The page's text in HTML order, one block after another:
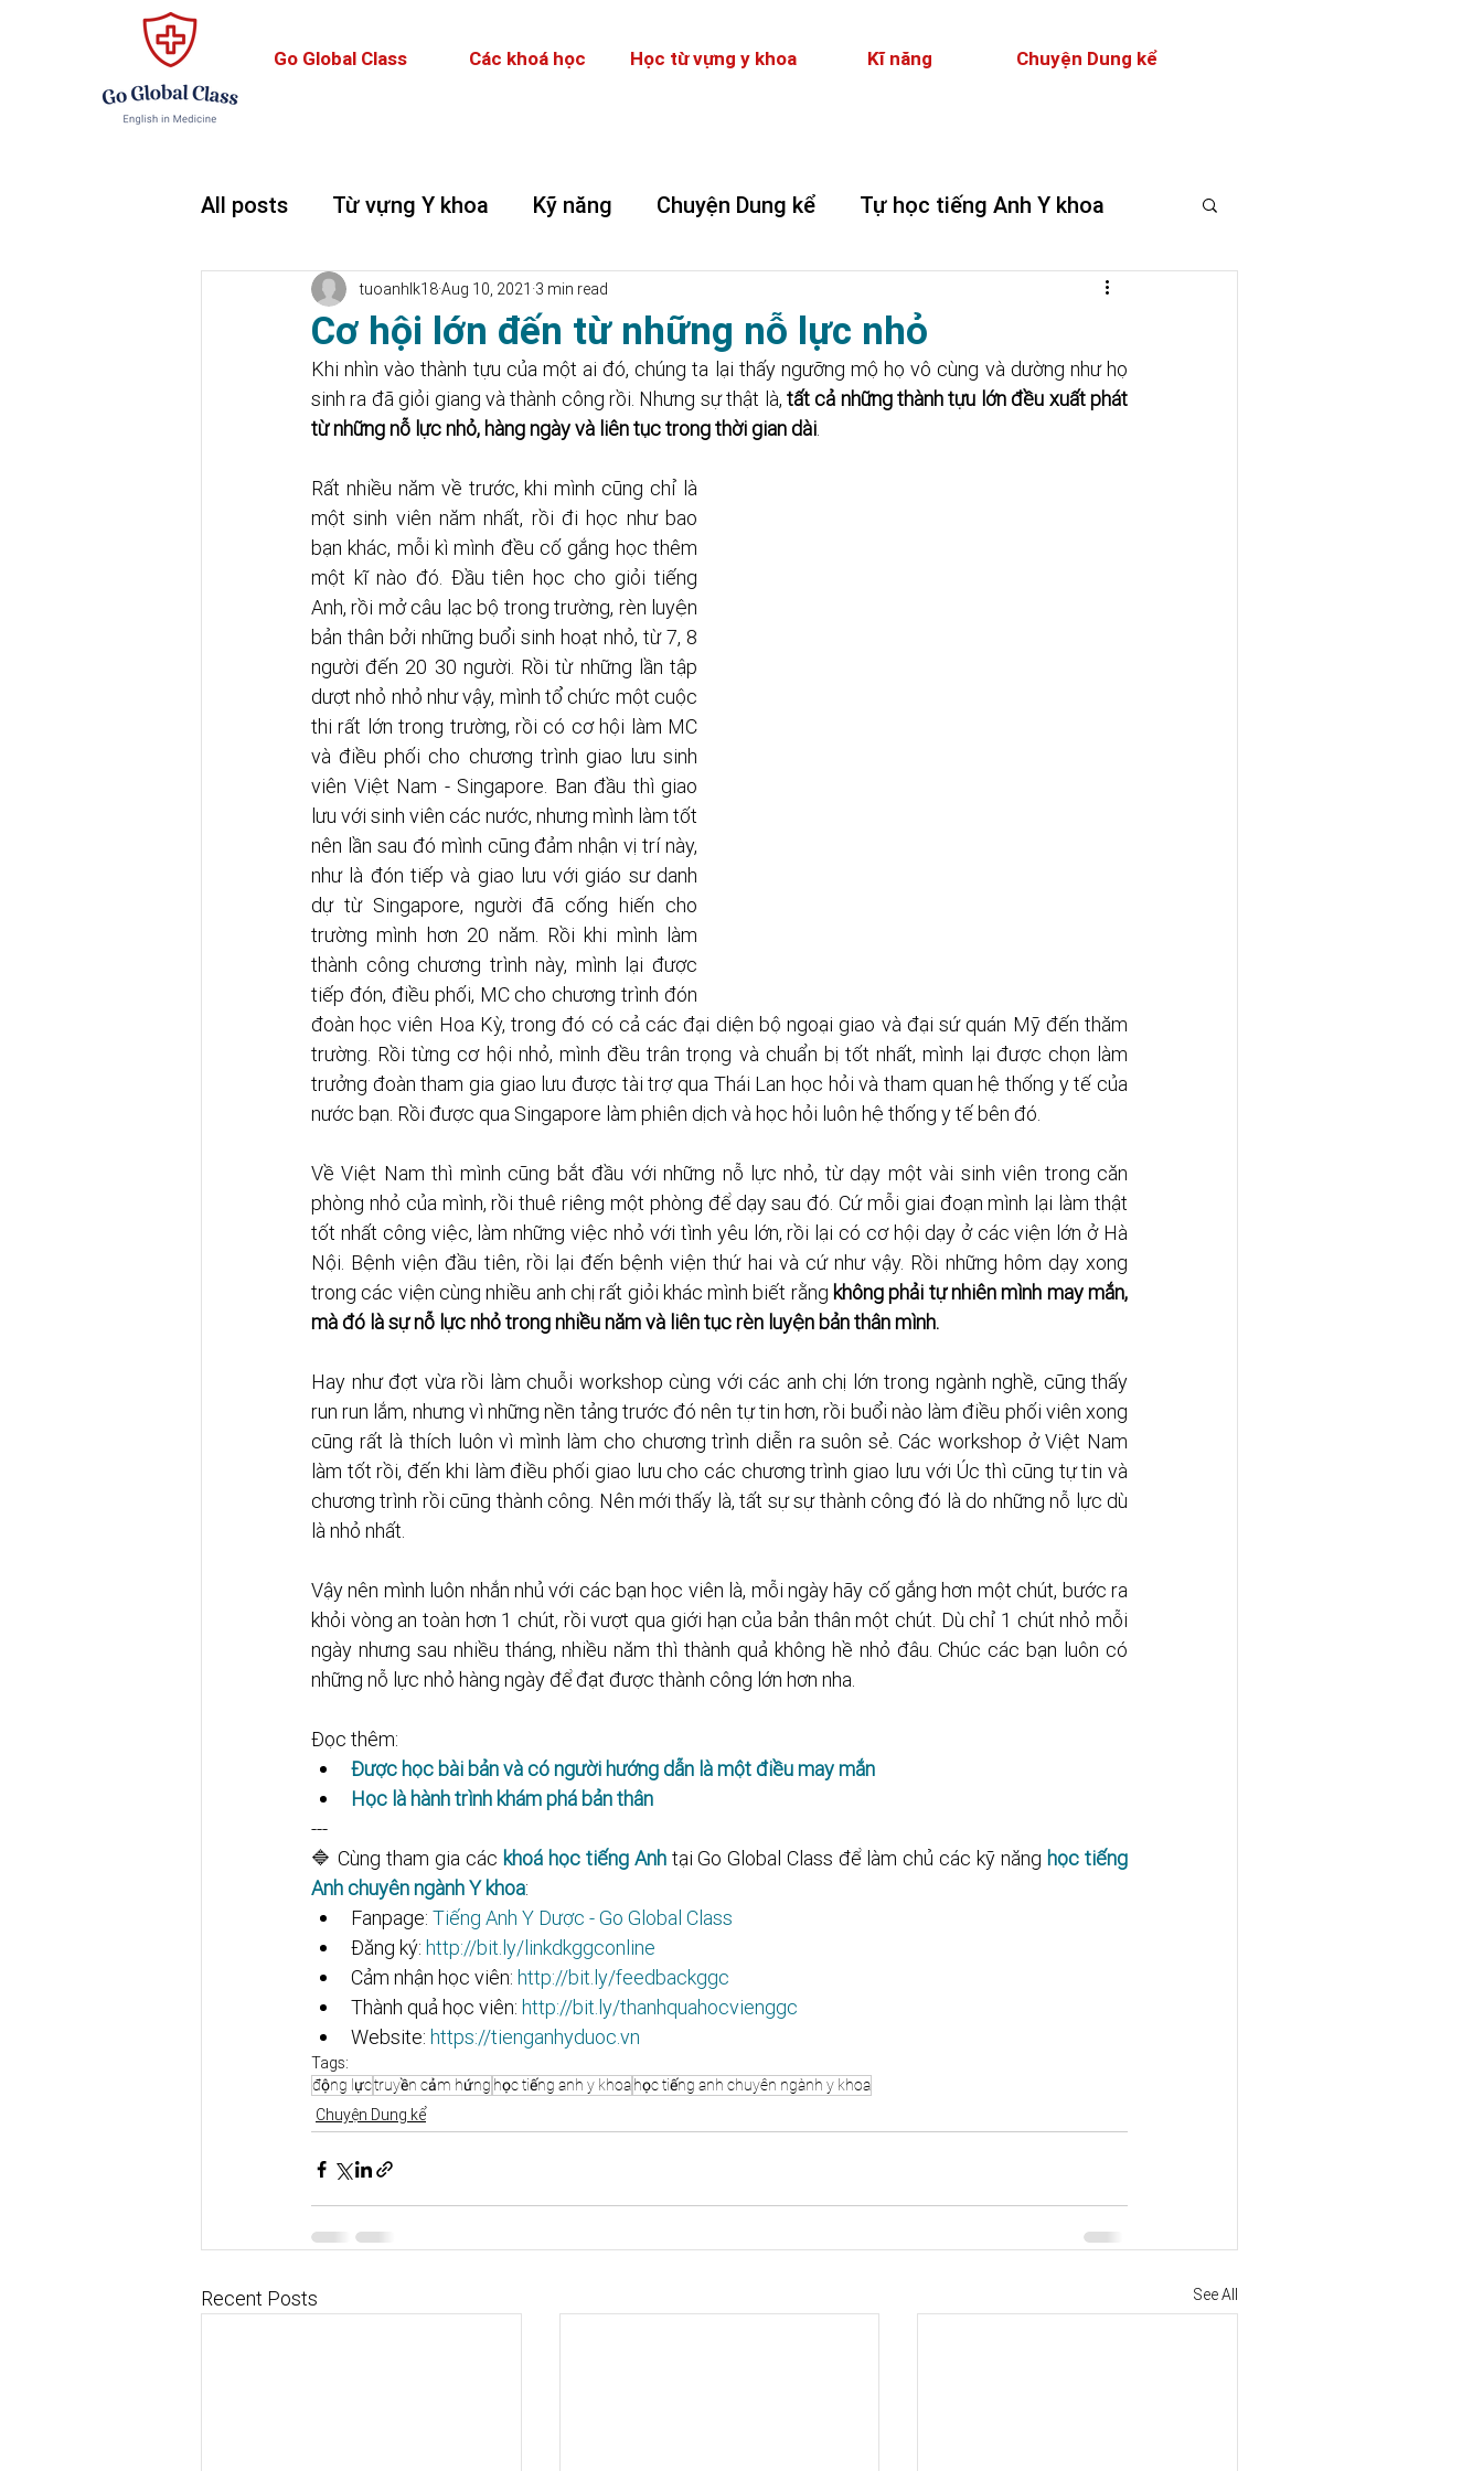
Go Global Class Các khoá học Học từ vựng y khoa Kĩ năng Chuyện Dung kể
All posts Từ vựng Y khoa Kỹ năng Chuyện Dung kể Tự học tiếng Anh Y khoa
Teaching and Learning
Cơ hội lớn đến từ những nỗ lực nhỏ
tuoanhlk18Aug 10, 2021 3 min read
Khi nhìn vào thành tựu của một ai đó, chúng ta lại thấy ngưỡng mộ họ vô cùng và dường như họ
sinh ra đã giỏi giang và thành công rồi. Nhưng sự thật là, tất cả những thành tựu lớn đều xuất phát
từ những nỗ lực nhỏ, hàng ngày và liên tục trong thời gian dài.
Rất nhiều năm về trước, khi mình cũng chỉ là
một sinh viên năm nhất, rồi đi học như bao
bạn khác, mỗi kì mình đều cố gắng học thêm
một kĩ nào đó. Đầu tiên học cho giỏi tiếng
Anh, rồi mở câu lạc bộ trong trường, rèn luyện
bản thân bởi những buổi sinh hoạt nhỏ, từ 7, 8
người đến 20 30 người. Rồi từ những lần tập
dượt nhỏ nhỏ như vậy, mình tổ chức một cuộc
thi rất lớn trong trường, rồi có cơ hội làm MC
và điều phối cho chương trình giao lưu sinh
viên Việt Nam - Singapore. Ban đầu thì giao
lưu với sinh viên các nước, nhưng mình làm tốt
nên lần sau đó mình cũng đảm nhận vị trí này,
như là đón tiếp và giao lưu với giáo sư danh
dự từ Singapore, người đã cống hiến cho
trường mình hơn 20 năm. Rồi khi mình làm
thành công chương trình này, mình lại được
tiếp đón, điều phối, MC cho chương trình đón
đoàn học viên Hoa Kỳ, trong đó có cả các đại diện bộ ngoại giao và đại sứ quán Mỹ đến thăm
trường. Rồi từng cơ hội nhỏ, mình đều trân trọng và chuẩn bị tốt nhất, mình lại được chọn làm
trưởng đoàn tham gia giao lưu được tài trợ qua Thái Lan học hỏi và tham quan hệ thống y tế của
nước bạn. Rồi được qua Singapore làm phiên dịch và học hỏi luôn hệ thống y tế bên đó.
Về Việt Nam thì mình cũng bắt đầu với những nỗ lực nhỏ, từ dạy một vài sinh viên trong căn
phòng nhỏ của mình, rồi thuê riêng một phòng để dạy sau đó. Cứ mỗi giai đoạn mình lại làm thật
tốt nhất công việc, làm những việc nhỏ với tình yêu lớn, rồi lại có cơ hội dạy ở các viện lớn ở Hà
Nội. Bệnh viện đầu tiên, rồi lại đến bệnh viện thứ hai và cứ như vậy. Rồi những hôm dạy xong
trong các viện cùng nhiều anh chị rất giỏi khác mình biết rằng không phải tự nhiên mình may mắn,
mà đó là sự nỗ lực nhỏ trong nhiều năm và liên tục rèn luyện bản thân mình.
Hay như đợt vừa rồi làm chuỗi workshop cùng với các anh chị lớn trong ngành nghề, cũng thấy
run run lắm, nhưng vì những nền tảng trước đó nên tự tin hơn, rồi buổi nào làm điều phối viên xong
cũng rất là thích luôn vì mình làm cho chương trình diễn ra suôn sẻ. Các workshop ở Việt Nam
làm tốt rồi, đến khi làm điều phối giao lưu cho các chương trình giao lưu với Úc thì cũng tự tin và
chương trình rồi cũng thành công. Nên mới thấy là, tất sự sự thành công đó là do những nỗ lực dù
là nhỏ nhất.
Vậy nên mình luôn nhắn nhủ với các bạn học viên là, mỗi ngày hãy cố gắng hơn một chút, bước ra
khỏi vòng an toàn hơn 1 chút, rồi vượt qua giới hạn của bản thân một chút. Dù chỉ 1 chút nhỏ mỗi
ngày nhưng sau nhiều tháng, nhiều năm thì thành quả không hề nhỏ đâu. Chúc các bạn luôn có
những nỗ lực nhỏ hàng ngày để đạt được thành công lớn hơn nha.
Đọc thêm:
Được học bài bản và có người hướng dẫn là một điều may mắn
Học là hành trình khám phá bản thân
---
🔷 Cùng tham gia các khoá học tiếng Anh tại Go Global Class để làm chủ các kỹ năng học tiếng
Anh chuyên ngành Y khoa:
Fanpage: Tiếng Anh Y Dược - Go Global Class
Đăng ký: http://bit.ly/linkdkggconline​​​​​​​​​​​
Cảm nhận học viên: http://bit.ly/feedbackggc​​​​​​​​​​​
Thành quả học viên: http://bit.ly/thanhquahocvienggc​​​​​
Website: https://tienganhyduoc.vn
Tags:
động lựctruyền cảm hứng học tiếng anh y khoahọc tiếng anh chuyên ngành y khoa
Chuyện Dung kể
Recent Posts See All